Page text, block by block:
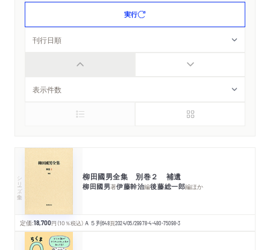
実行
シリーズ・全集 柳田國男全集 別巻２ 補遺
柳田國男著伊藤幹治編後藤総一郎編ほか
定価:18,700円 （10％税込） Ａ５判648頁2024/05/29978-4-480-75098-3